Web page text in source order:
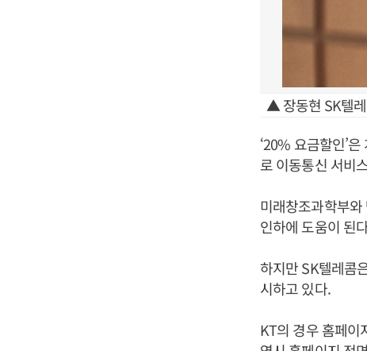
▲ 장동현 SK텔
‘20% 요금할인’
로 이동통신 서비
미래창조과학부
인하에 도움이 된
하지만 SK텔레콤
시하고 있다.
KT의 경우 홈페이